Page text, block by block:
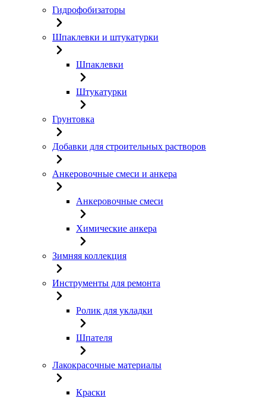
Гидрофобизаторы
Шпаклевки и штукатурки
Шпаклевки
Штукатурки
Грунтовка
Добавки для строительных растворов
Анкеровочные смеси и анкера
Анкеровочные смеси
Химические анкера
Зимняя коллекция
Инструменты для ремонта
Ролик для укладки
Шпателя
Лакокрасочные материалы
Краски